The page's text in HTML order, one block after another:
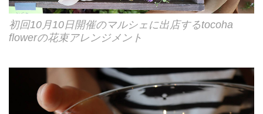
初回10月10日開催のマルシェに出店するtocoha
flowerの花束アレンジメント